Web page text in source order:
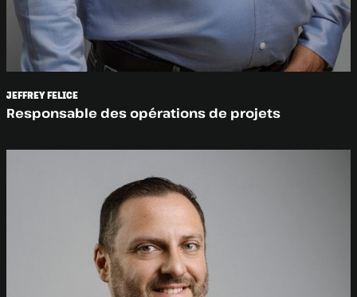
JEFFREY FELICE
Responsable des opérations de projets